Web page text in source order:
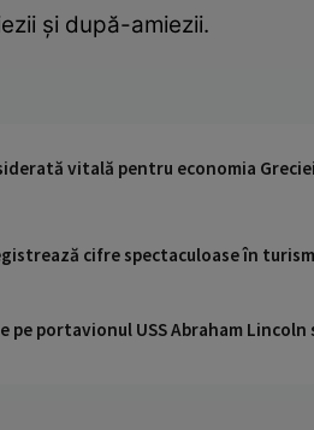
și după-amiezii.
vitală pentru economia
cifre spectaculoase în
pe portavionul USS Abraham